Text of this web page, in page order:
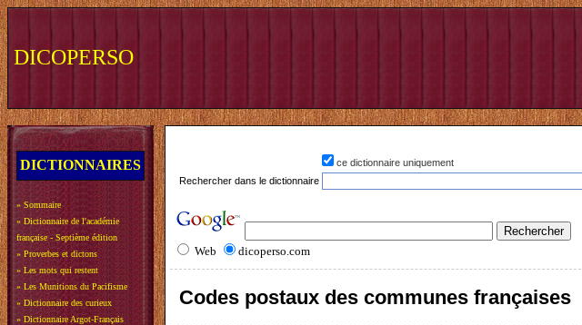
DICOPERSO
DICTIONNAIRES
» Sommaire
» Dictionnaire de l'académie
française - Septième édition
» Proverbes et dictons
» Les mots qui restent
» Les Munitions du Pacifisme
» Dictionnaire des curieux
» Dictionnaire Argot-Français
ce dictionnaire uniquement
Rechercher dans le dictionnaire
Web dicoperso.com
Codes postaux des communes françaises